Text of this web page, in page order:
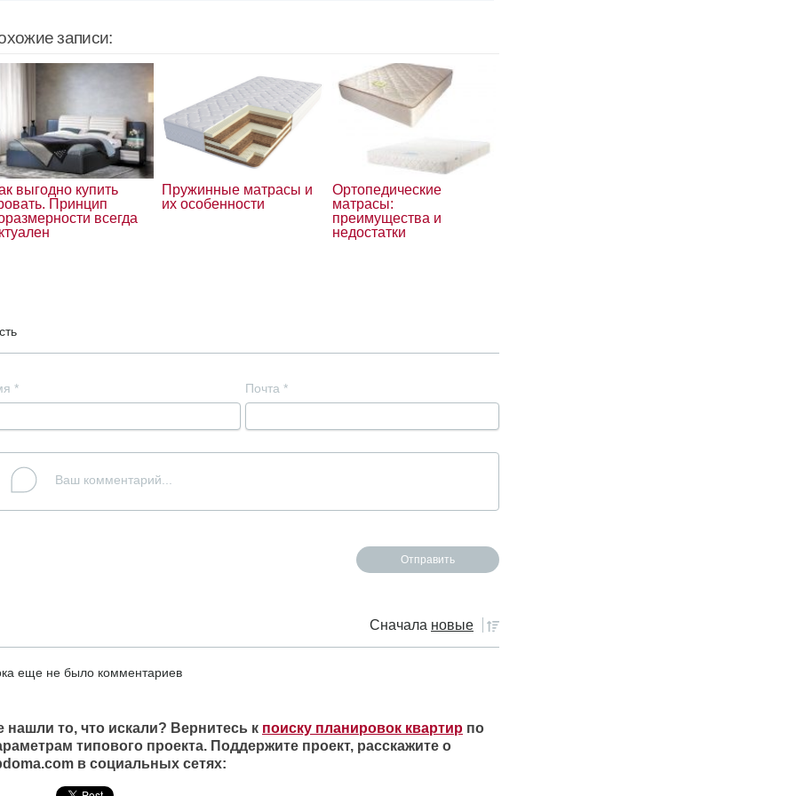
записи:
выгодно купить
Принцип
всегда
Пружинные матрасы и
их особенности
Ортопедические
матрасы:
преимущества и
недостатки
* Почта *
Сначала новые
еще не было комментариев
нашли то, что искали? Вернитесь к поиску планировок квартир по
типового проекта. Поддержите проект, расскажите о
в социальных сетях: